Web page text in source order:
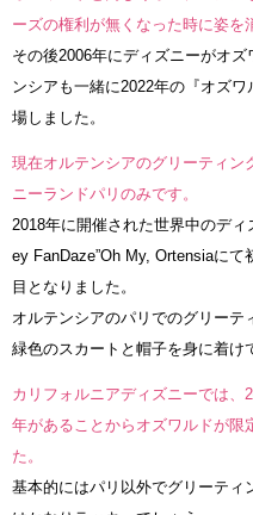
ーズの権利が無くなった時に姿を
その後2006年にディズニーがオ
ンシアも一緒に2022年の『オズ
場しました。
現在オルテンシアのグリーティン
ニーランドパリのみです。
2018年に開催された世界中のデ
ey FanDaze”Oh My, Ortensiaに
目となりました。
オルテンシアのパリでのグリーテ
緑色のスカートと帽子を身に着
カリフォルニアディズニーでは、
年があることからオズワルドが限
た。
基本的にはパリ以外でグリーティ